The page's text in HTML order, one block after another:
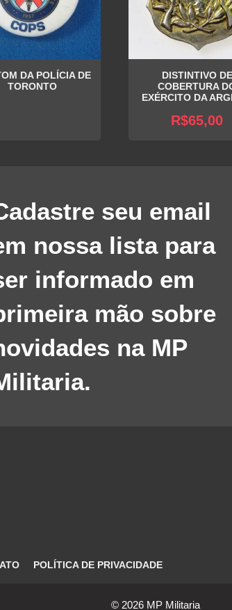
DA POLÍCIA DE
TORONTO
DISTINTIVO DE
COBERTURA
EXÉRCITO DA
R$65,00
seu email
nossa lista para
informado em
mão sobre
na MP
POLÍTICA DE PRIVACIDADE
© 2026 MP Militaria